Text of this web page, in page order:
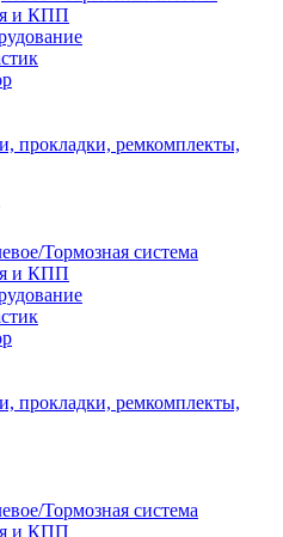
и КПП
прокладки, ремкомплекты,
Тормозная система
и КПП
прокладки, ремкомплекты,
Тормозная система
и КПП